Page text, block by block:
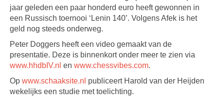
jaar geleden een paar honderd euro heeft gewonnen in
een Russisch toernooi ‘Lenin 140’. Volgens Afek is het
geld nog steeds onderweg.
Peter Doggers heeft een video gemaakt van de
presentatie. Deze is binnenkort onder meer te zien via
www.hhdbIV.nl en www.chessvibes.com.
Op www.schaaksite.nl publiceert Harold van der Heijden
wekelijks een studie met toelichting.